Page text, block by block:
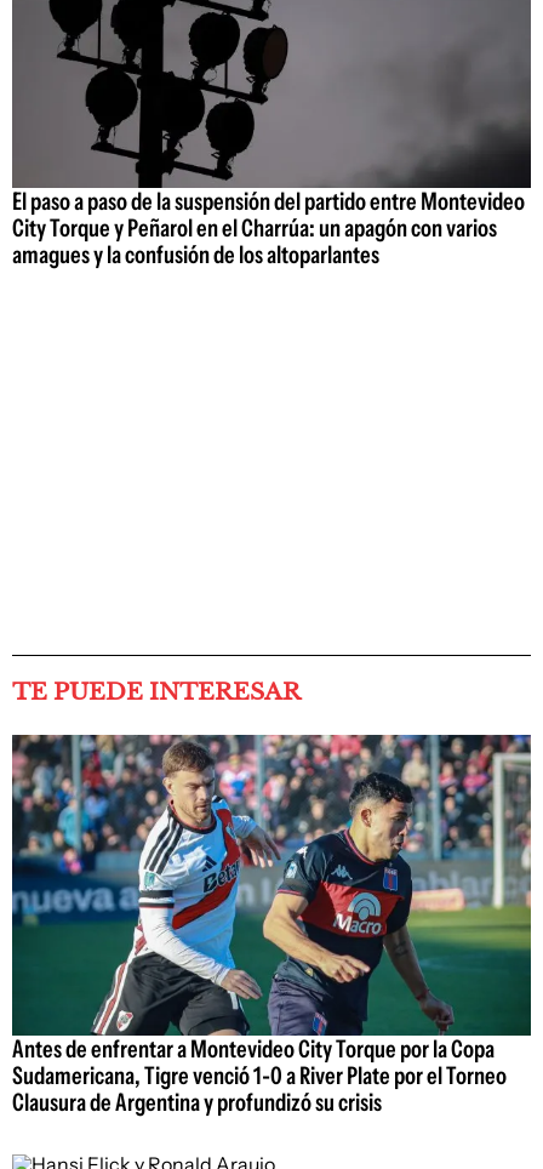
El paso a paso de la suspensión del partido entre Montevideo
City Torque y Peñarol en el Charrúa: un apagón con varios
amagues y la confusión de los altoparlantes
TE PUEDE INTERESAR
Antes de enfrentar a Montevideo City Torque por la Copa
Sudamericana, Tigre venció 1-0 a River Plate por el Torneo
Clausura de Argentina y profundizó su crisis